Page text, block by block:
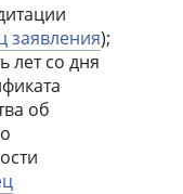
заявления);
лет со дня
об